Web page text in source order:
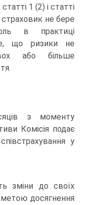
1 (2) і статті
не бере
в практиці
що ризики не
або більше
з моменту
Комісія подає
у
зміни до своїх
до­сягнення